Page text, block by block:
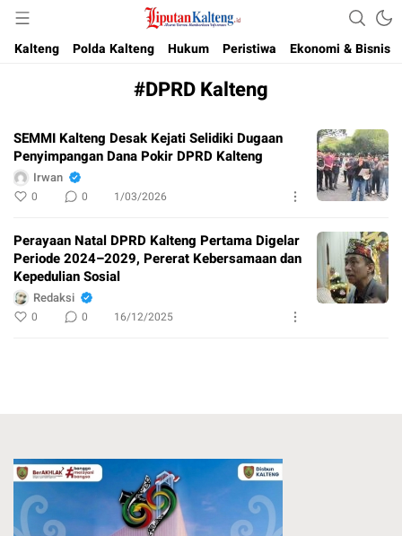
Liputan Kalteng
Akurat, Terpercaya & Independent
Kalteng
Polda Kalteng Hukum Peristiwa Ekonomi & Bisnis
#DPRD Kalteng
SEMMI Kalteng Desak Kejati Selidiki Dugaan
Penyimpangan Dana Pokir DPRD Kalteng
Irwan
0 0 1/03/2026
Perayaan Natal DPRD Kalteng Pertama Digelar
Periode 2024–2029, Pererat Kebersamaan dan
Kepedulian Sosial
Redaksi
0 0 16/12/2025